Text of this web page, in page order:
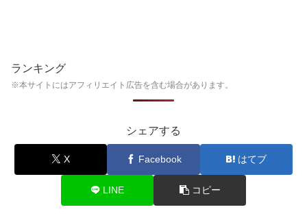
ランキング
※本サイトにはアフィリエイト広告を含む場合があります。
シェアする
X Facebook はてブ
LINE コピー